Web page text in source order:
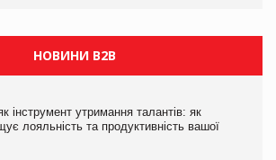
НОВИНИ B2B
інструмент утримання талантів: як
лояльність та продуктивність вашої